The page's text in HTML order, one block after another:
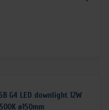
G4 LED downlight 12W
ø150mm